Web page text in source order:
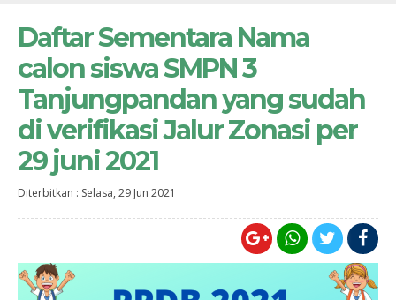
Daftar Sementara Nama
calon siswa SMPN 3
Tanjungpandan yang sudah
di verifikasi Jalur Zonasi per
29 juni 2021
Diterbitkan : Selasa, 29 Jun 2021